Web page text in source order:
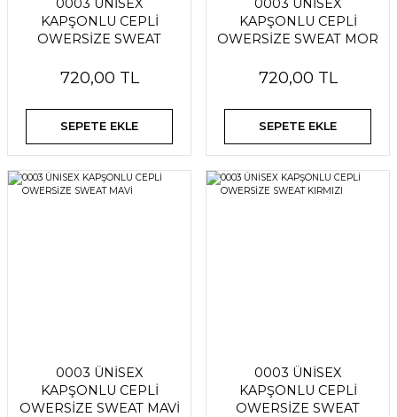
0003 ÜNİSEX
KAPŞONLU CEPLİ
OWERSİZE SWEAT
720,00 TL
SEPETE EKLE
0003 ÜNİSEX
KAPŞONLU CEPLİ
OWERSİZE SWEAT MOR
720,00 TL
SEPETE EKLE
0003 ÜNİSEX
KAPŞONLU CEPLİ
OWERSİZE SWEAT MAVİ
0003 ÜNİSEX
KAPŞONLU CEPLİ
OWERSİZE SWEAT